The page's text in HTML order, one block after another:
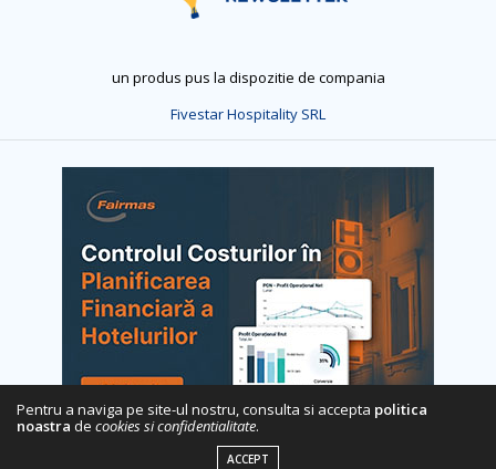
un produs pus la dispozitie de compania
Fivestar Hospitality SRL
Pentru a naviga pe site-ul nostru, consulta si accepta politica
noastra de cookies si confidentialitate.
ACCEPT